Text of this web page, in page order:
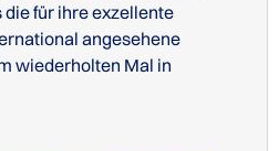
die für ihre exzellente
angesehene
wiederholten Mal in